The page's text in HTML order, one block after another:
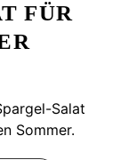
FÜR
Salat
Sommer.